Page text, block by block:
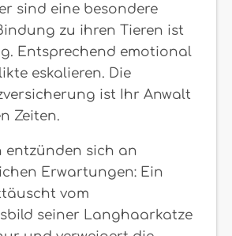
sind eine besondere
zu ihren Tieren ist
Entsprechend emotional
eskalieren. Die
ist Ihr Anwalt
Zeiten.
entzünden sich an
Erwartungen: Ein
vom
seiner Langhaarkatze